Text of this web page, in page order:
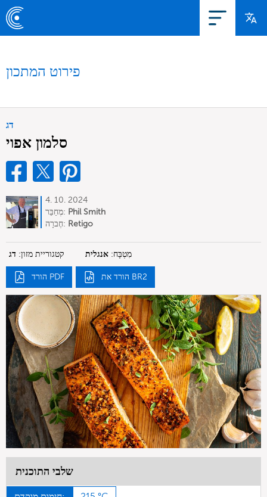
פירוט המתכון
דג
סלמון אפוי
4. 10. 2024
מְחַבֵּר: Phil Smith
חֶברָה: Retigo
קטגוריית מזון: דג מִטְבָּח: אנגלית
הורד PDF הורד את BR2
שלבי התוכנית